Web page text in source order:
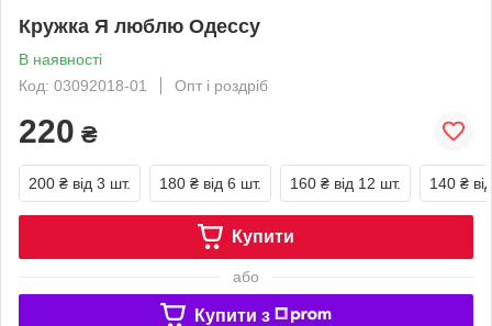
Кружка Я люблю Одессу
В наявності
Код: 03092018-01
Опт і роздріб
220 ₴
200 ₴ від 3 шт. 180 ₴ від 6 шт. 160 ₴ від 12 шт. 140 ₴
Купити
або
Купити з